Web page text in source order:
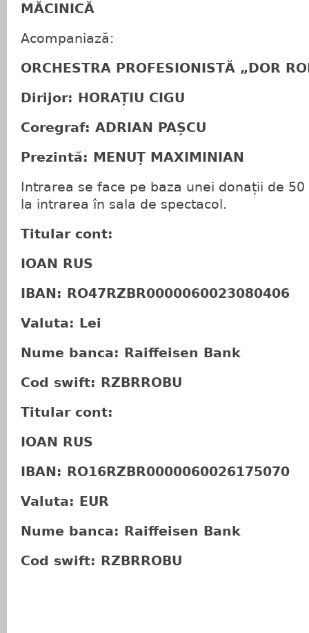
MĂCINICĂ
Acompaniază:
ORCHESTRA PROFESIONISTĂ „DOR
Dirijor: HORAȚIU CIGU
Coregraf: ADRIAN PAȘCU
Prezintă: MENUȚ MAXIMINIAN
Intrarea se face pe baza unei donații de
la intrarea în sala de spectacol.
Titular cont:
IOAN RUS
IBAN: RO47RZBR0000060023080406
Valuta: Lei
Nume banca: Raiffeisen Bank
Cod swift: RZBRROBU
Titular cont:
IOAN RUS
IBAN: RO16RZBR0000060026175070
Valuta: EUR
Nume banca: Raiffeisen Bank
Cod swift: RZBRROBU